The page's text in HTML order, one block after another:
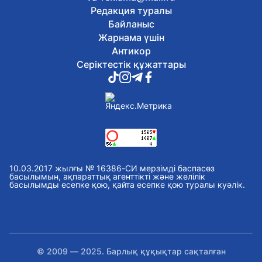
«Абай әлеміне саяхат»: Астанада
балалар кітапханасында әдеби-мәдени
іс-шара өтті
8 тамыз, 2026
Туризм және спорт министрі
«Болашақ ойындары 2026» аясындағы
фиджитал-футбол жарысына қатысты
8 тамыз, 2026
Спорт комитеті «Астана» баскетбол
ақпаратқа қатысты түсініктеме берді
8 тамыз, 2026
Ұлттық музейде Абай күніне арналған
8 тамыз, 2026
Елордада спорт күніне орай
талапкерлерге 2 мыңнан астам грант
8 тамыз, 2026
Редакция туралы
Байланыс
Жарнама үшін
Антикор
Серіктестік құжаттары
10.03.2017 жылғы № 16386-СИ мерзімді баспасөз
басылымын, ақпараттық агенттікті және желілік
басылымды есепке қою, қайта есепке қою туралы куәлік.
© 2009 — 2025. Барлық құқықтар сақталған